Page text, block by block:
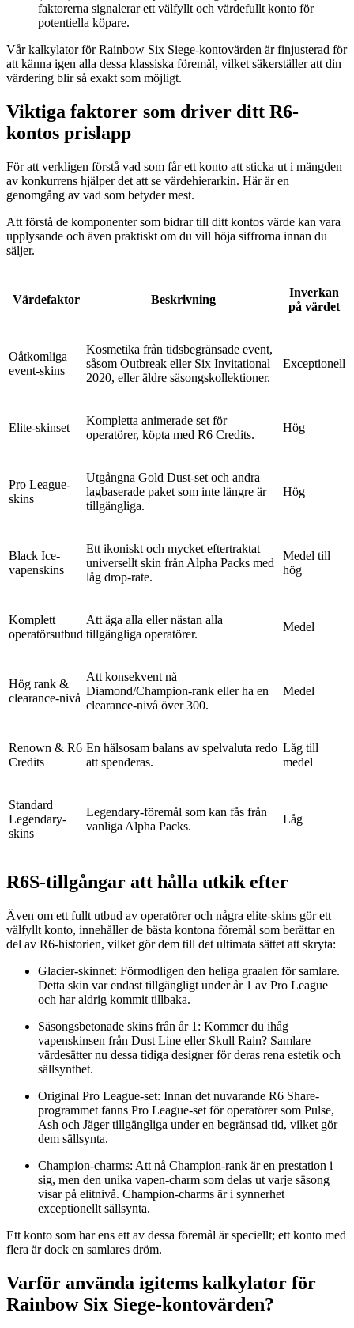
faktorerna signalerar ett välfyllt och värdefullt konto för
potentiella köpare.
Vår kalkylator för Rainbow Six Siege-kontovärden är finjusterad för
att känna igen alla dessa klassiska föremål, vilket säkerställer att din
värdering blir så exakt som möjligt.
Viktiga faktorer som driver ditt R6-
kontos prislapp
För att verkligen förstå vad som får ett konto att sticka ut i mängden
av konkurrens hjälper det att se värdehierarkin. Här är en
genomgång av vad som betyder mest.
Att förstå de komponenter som bidrar till ditt kontos värde kan vara
upplysande och även praktiskt om du vill höja siffrorna innan du
säljer.
Värdefaktor Beskrivning
Inverkan
på värdet
Oåtkomliga
event-skins
Kosmetika från tidsbegränsade event,
såsom Outbreak eller Six Invitational
2020, eller äldre säsongskollektioner.
Exceptionell
Elite-skinset
Kompletta animerade set för
operatörer, köpta med R6 Credits.
Hög
Pro League-
skins
Utgångna Gold Dust-set och andra
lagbaserade paket som inte längre är
tillgängliga.
Hög
Black Ice-
vapenskins
Ett ikoniskt och mycket eftertraktat
universellt skin från Alpha Packs med
låg drop-rate.
Medel till
hög
Komplett
operatörsutbud
Att äga alla eller nästan alla
tillgängliga operatörer.
Medel
Hög rank &
clearance-nivå
Att konsekvent nå
Diamond/Champion-rank eller ha en
clearance-nivå över 300.
Medel
Renown & R6
Credits
En hälsosam balans av spelvaluta redo
att spenderas.
Låg till
medel
Standard
Legendary-
skins
Legendary-föremål som kan fås från
vanliga Alpha Packs.
Låg
R6S-tillgångar att hålla utkik efter
Även om ett fullt utbud av operatörer och några elite-skins gör ett
välfyllt konto, innehåller de bästa kontona föremål som berättar en
del av R6-historien, vilket gör dem till det ultimata sättet att skryta:
Glacier-skinnet: Förmodligen den heliga graalen för samlare.
Detta skin var endast tillgängligt under år 1 av Pro League
och har aldrig kommit tillbaka.
Säsongsbetonade skins från år 1: Kommer du ihåg
vapenskinsen från Dust Line eller Skull Rain? Samlare
värdesätter nu dessa tidiga designer för deras rena estetik och
sällsynthet.
Original Pro League-set: Innan det nuvarande R6 Share-
programmet fanns Pro League-set för operatörer som Pulse,
Ash och Jäger tillgängliga under en begränsad tid, vilket gör
dem sällsynta.
Champion-charms: Att nå Champion-rank är en prestation i
sig, men den unika vapen-charm som delas ut varje säsong
visar på elitnivå. Champion-charms är i synnerhet
exceptionellt sällsynta.
Ett konto som har ens ett av dessa föremål är speciellt; ett konto med
flera är dock en samlares dröm.
Varför använda igitems kalkylator för
Rainbow Six Siege-kontovärden?